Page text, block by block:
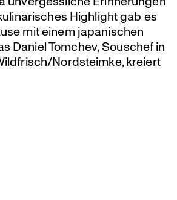
Highlight gab es
mit einem japani­schen
Daniel Tomchev, Souschef in
Nordsteimke, kreiert